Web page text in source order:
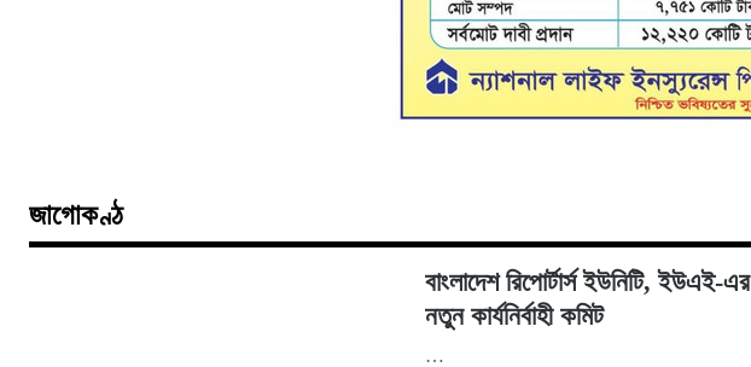
জাগোকণ্ঠ
বাংলাদেশ রিপোর্টার্স ইউনিটি, ইউএই-এর
নতুন কার্যনির্বাহী কমিট
…